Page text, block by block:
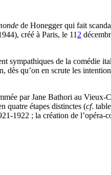
de Honegger qui fait
créé à Paris, le 11 2
sympathiques de la comédie
dès qu’on en scrute les
par Jane Bathori au Vieux-
quatre étapes distinctes (cf.
1922 ; la création de l’opéra-